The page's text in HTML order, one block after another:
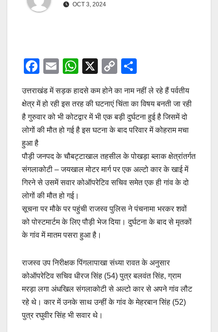
OCT 3, 2024
F
c
e
b
o
k
E
ail
W
h
at
s
A
p
X
C
p
y
Li
k
ar
e
उत्तराखंड में सड़क हादसे कम होने का नाम नहीं ले रहे हैं पर्वतीय
क्षेत्र में हो रही इस तरह की घटनाएं चिंता का विषय बनती जा रही
है गुरुवार को भी कोटद्वार में भी एक बड़ी दुर्घटना हुई है जिसमें दो
लोगों की मौत हो गई है इस घटना के बाद परिवार में कोहराम मचा
हुआ है
पौड़ी जनपद के चौबट्टाखाल तहसील के पोखड़ा ब्लाक क्षेत्रांतर्गत
संगलाकोटी – जयखाल मोटर मार्ग पर एक अल्टो कार के खाई में
गिरने से उसमें सवार कोऑपरेटिव सचिव समेत एक ही गांव के दो
लोगों की मौत हो गई।
सूचना पर मौके पर पहुंची राजस्व पुलिस ने पंचनामा भरकर शवों
को पोस्टमार्टम के लिए पौड़ी भेज दिया। दुर्घटना के बाद से मृतकों
के गांव में मातम पसरा हुआ है।
राजस्व उप निरीक्षक पिंगलापाखा संध्या रावत के अनुसार
कोऑपरेटिव सचिव धीरज सिंह (54) पुत्र बलवंत सिंह, ग्राम
मरड़ा लगा अंधखिल संगलाकोटी से अल्टो कार से अपने गांव लौट
रहे थे। कार में उनके साथ उन्हीं के गांव के मेहरबान सिंह (52)
पुत्र रघुवीर सिंह भी सवार थे।